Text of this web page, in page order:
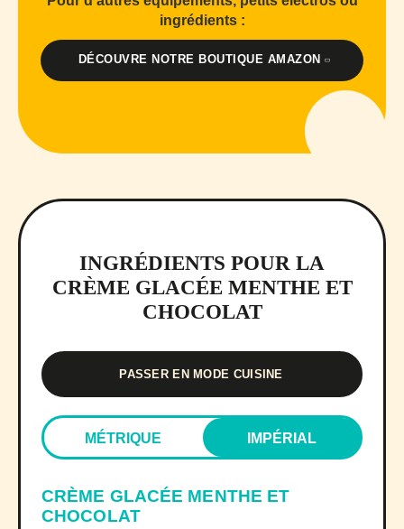
ingrédients :
DÉCOUVRE NOTRE BOUTIQUE AMAZON
INGRÉDIENTS POUR LA
CRÈME GLACÉE MENTHE ET
CHOCOLAT
PASSER EN MODE CUISINE
MÉTRIQUE IMPÉRIAL
CRÈME GLACÉE MENTHE ET
CHOCOLAT